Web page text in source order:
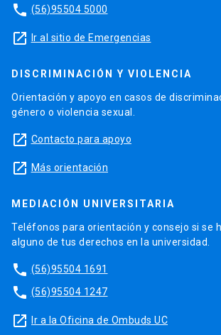
phone (56)95504 5000
launch Ir al sitio de Emergencias
DISCRIMINACIÓN Y VIOLENCIA
Orientación y apoyo en casos de
género o violencia sexual.
launch Contacto para apoyo
launch Más orientación
MEDIACIÓN UNIVERSITARIA
Teléfonos para orientación y consejo si se
alguno de tus derechos en la universidad.
phone (56)95504 1691
phone (56)95504 1247
launch Ir a la Oficina de Ombuds UC